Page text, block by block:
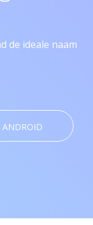
de ideale naam
ANDROID